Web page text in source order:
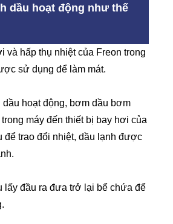
dầu hoạt động như thế
và hấp thụ nhiệt của Freon trong
sử dụng để làm mát.
dầu hoạt động, bơm dầu bơm
máy đến thiết bị bay hơi của
để trao đổi nhiệt, dầu lạnh được
lấy đầu ra đưa trở lại bể chứa để